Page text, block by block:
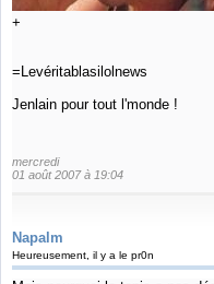
+
=Levéritablasilolnews
Jenlain pour tout l'monde !
mercredi
01 août 2007 à 19:04
Napalm
Heureusement, il y a le pr0n